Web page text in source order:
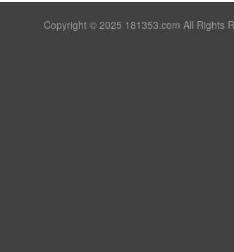
Copyright © 2025 181353.com All Rights